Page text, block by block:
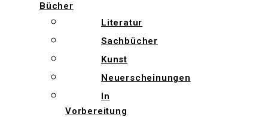
Bücher
Literatur
Sachbücher
Kunst
Neuerscheinungen
In
Vorbereitung